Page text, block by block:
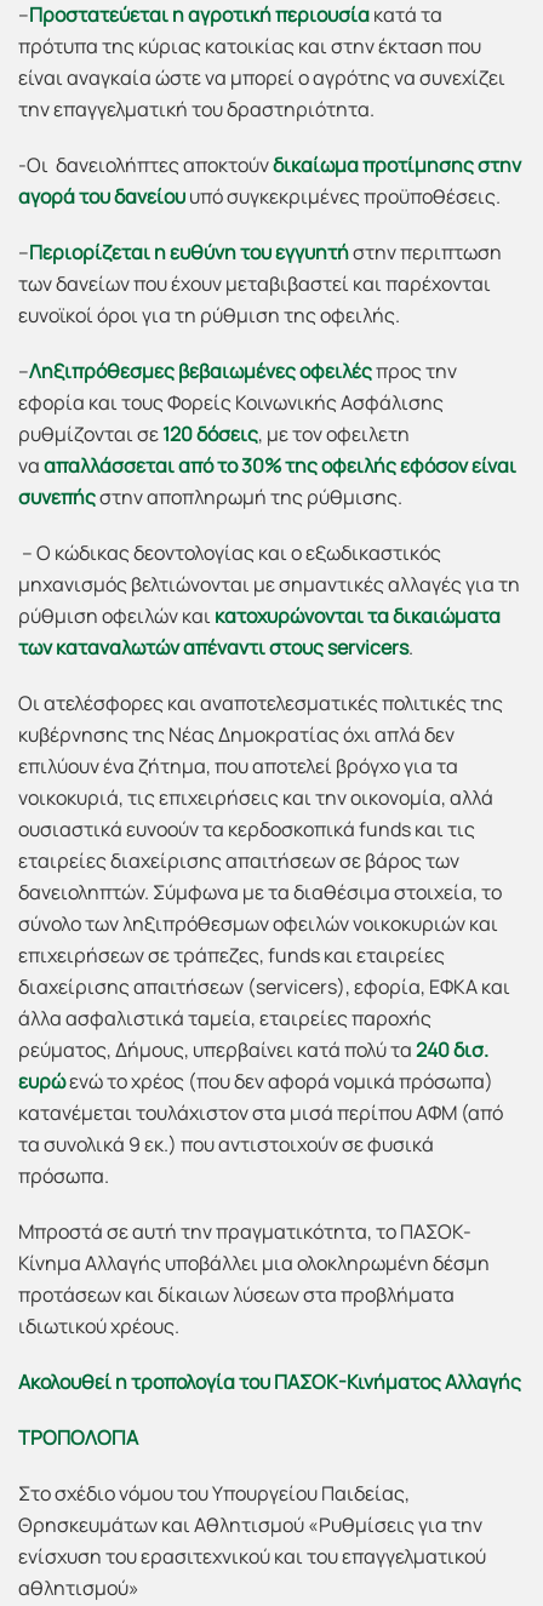
–Προστατεύεται η αγροτική περιουσίακατά τα
πρότυπα της κύριας κατοικίας και στην έκταση που
είναι αναγκαία ώστε να μπορεί ο αγρότης να συνεχίζει
την επαγγελματική του δραστηριότητα.
-Οι δανειολήπτες αποκτούνδικαίωμα προτίμησης στην
αγορά του δανείουυπό συγκεκριμένες προϋποθέσεις.
–Περιορίζεται η ευθύνη του εγγυητήστην περιπτωση
των δανείων που έχουν μεταβιβαστεί και παρέχονται
ευνοϊκοί όροι για τη ρύθμιση της οφειλής.
–Ληξιπρόθεσμες βεβαιωμένες οφειλέςπρος την
εφορία και τους Φορείς Κοινωνικής Ασφάλισης
ρυθμίζονται σε120 δόσεις, με τον οφειλετη
νααπαλλάσσεται από το 30% της οφειλής εφόσον είναι
συνεπήςστην αποπληρωμή της ρύθμισης.
– Ο κώδικας δεοντολογίας και ο εξωδικαστικός
μηχανισμός βελτιώνονται με σημαντικές αλλαγές για τη
ρύθμιση οφειλών και κατοχυρώνονται τα δικαιώματα
των καταναλωτών απέναντι στουςservicers.
Οι ατελέσφορες και αναποτελεσματικές πολιτικές της
κυβέρνησης της Νέας Δημοκρατίας όχι απλά δεν
επιλύουν ένα ζήτημα, που αποτελεί βρόγχο για τα
νοικοκυριά, τις επιχειρήσεις και την οικονομία, αλλά
ουσιαστικά ευνοούν τα κερδοσκοπικά funds και τις
εταιρείες διαχείρισης απαιτήσεων σε βάρος των
δανειοληπτών. Σύμφωνα με τα διαθέσιμα στοιχεία, το
σύνολο των ληξιπρόθεσμων οφειλών νοικοκυριών και
επιχειρήσεων σε τράπεζες, funds και εταιρείες
διαχείρισης απαιτήσεων (servicers), εφορία, ΕΦΚΑ και
άλλα ασφαλιστικά ταμεία, εταιρείες παροχής
ρεύματος, Δήμους, υπερβαίνει κατά πολύ τα240 δισ.
ευρώενώ το χρέος (που δεν αφορά νομικά πρόσωπα)
κατανέμεται τουλάχιστον στα μισά περίπου ΑΦΜ (από
τα συνολικά 9 εκ.) που αντιστοιχούν σε φυσικά
πρόσωπα.
Μπροστά σε αυτή την πραγματικότητα, το ΠΑΣΟΚ-
Κίνημα Αλλαγής υποβάλλει μια ολοκληρωμένη δέσμη
προτάσεων και δίκαιων λύσεων στα προβλήματα
ιδιωτικού χρέους.
Ακολουθεί η τροπολογία του ΠΑΣΟΚ-Κινήματος Αλλαγής
ΤΡΟΠΟΛΟΓΙΑ
Στο σχέδιο νόμου του Υπουργείου Παιδείας,
Θρησκευμάτων και Αθλητισμού «Ρυθμίσεις για την
ενίσχυση του ερασιτεχνικού και του επαγγελματικού
αθλητισμού»